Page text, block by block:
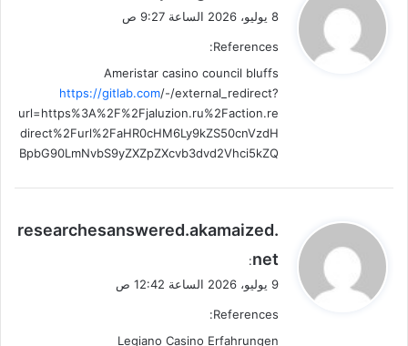
ل
8 يوليو، 2026 الساعة 9:27 ص
References:
Ameristar casino council bluffs
https://gitlab.com/-/external_redirect?
url=https%3A%2F%2Fjaluzion.ru%2Faction.re
direct%2Furl%2FaHR0cHM6Ly9kZS50cnVzdH
BpbG90LmNvbS9yZXZpZXcvb3dvd2Vhci5kZQ
و
ل
researchesanswered.akamaized.
net
:
9 يوليو، 2026 الساعة 12:42 ص
References:
Legiano Casino Erfahrungen